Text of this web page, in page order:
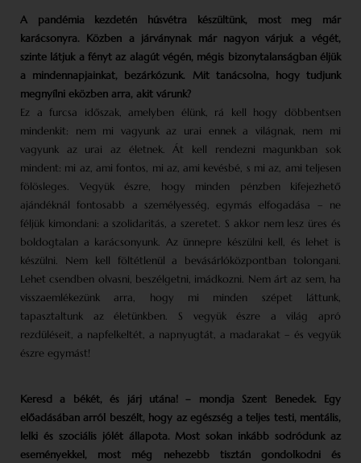
A pandémia kezdetén húsvétra készültünk, most meg már
karácsonyra. Közben a járványnak már nagyon várjuk a végét,
szinte látjuk a fényt az alagút végén, mégis bizonytalanságban éljük
a mindennapjainkat, bezárkózunk. Mit tanácsolna, hogy tudjunk
megnyílni eközben arra, akit várunk?
Ez a furcsa időszak, amelyben élünk, rá kell hogy döbbentsen
mindenkit: nem mi vagyunk az urai ennek a világnak, nem mi
vagyunk az urai az életnek. Át kell rendezni magunkban sok
mindent: mi az, ami fontos, mi az, ami kevésbé, s mi az, ami teljesen
fölösleges. Vegyük észre, hogy minden pénzben kifejezhető
ajándéknál fontosabb a személyesség, egymás elfogadása – ne
féljük kimondani: a szolidaritás, a szeretet. S akkor nem lesz üres és
boldogtalan a karácsonyunk. Az ünnepre készülni kell, és lehet is
készülni. Nem kell föltétlenül a bevásárlóközpontban tolongani.
Lehet csendben olvasni, beszélgetni, imádkozni. Nem árt az sem, ha
visszaemlékezünk arra, hogy mi minden szépet láttunk,
tapasztaltunk az életünkben. S vegyük észre a világ apró
rezdüléseit, a napfelkeltét, a napnyugtát, a madarakat – és vegyük
észre egymást!
Keresd a békét, és járj utána! – mondja Szent Benedek. Egy
előadásában arról beszélt, hogy az egészség a teljes testi, mentális,
lelki és szociális jólét állapota. Most sokan inkább sodródunk az
eseményekkel, most még nehezebb tisztán gondolkodni és